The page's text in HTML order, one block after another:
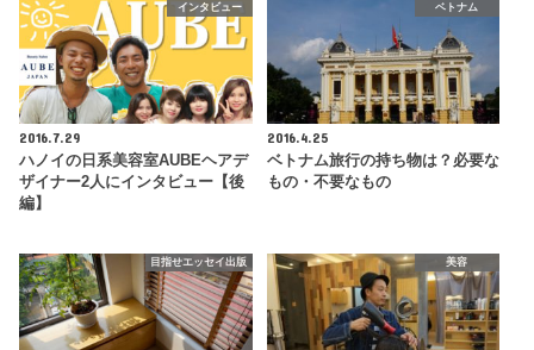
インタビュー
2016.7.29
ハノイの日系美容室AUBEヘアデ
ザイナー2人にインタビュー【後
編】
ベトナム
2016.4.25
ベトナム旅行の持ち物は？必要な
もの・不要なもの
目指せエッセイ出版 美容